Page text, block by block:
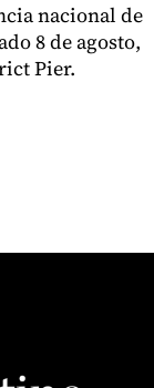
nacional de
8 de agosto,
Pier.